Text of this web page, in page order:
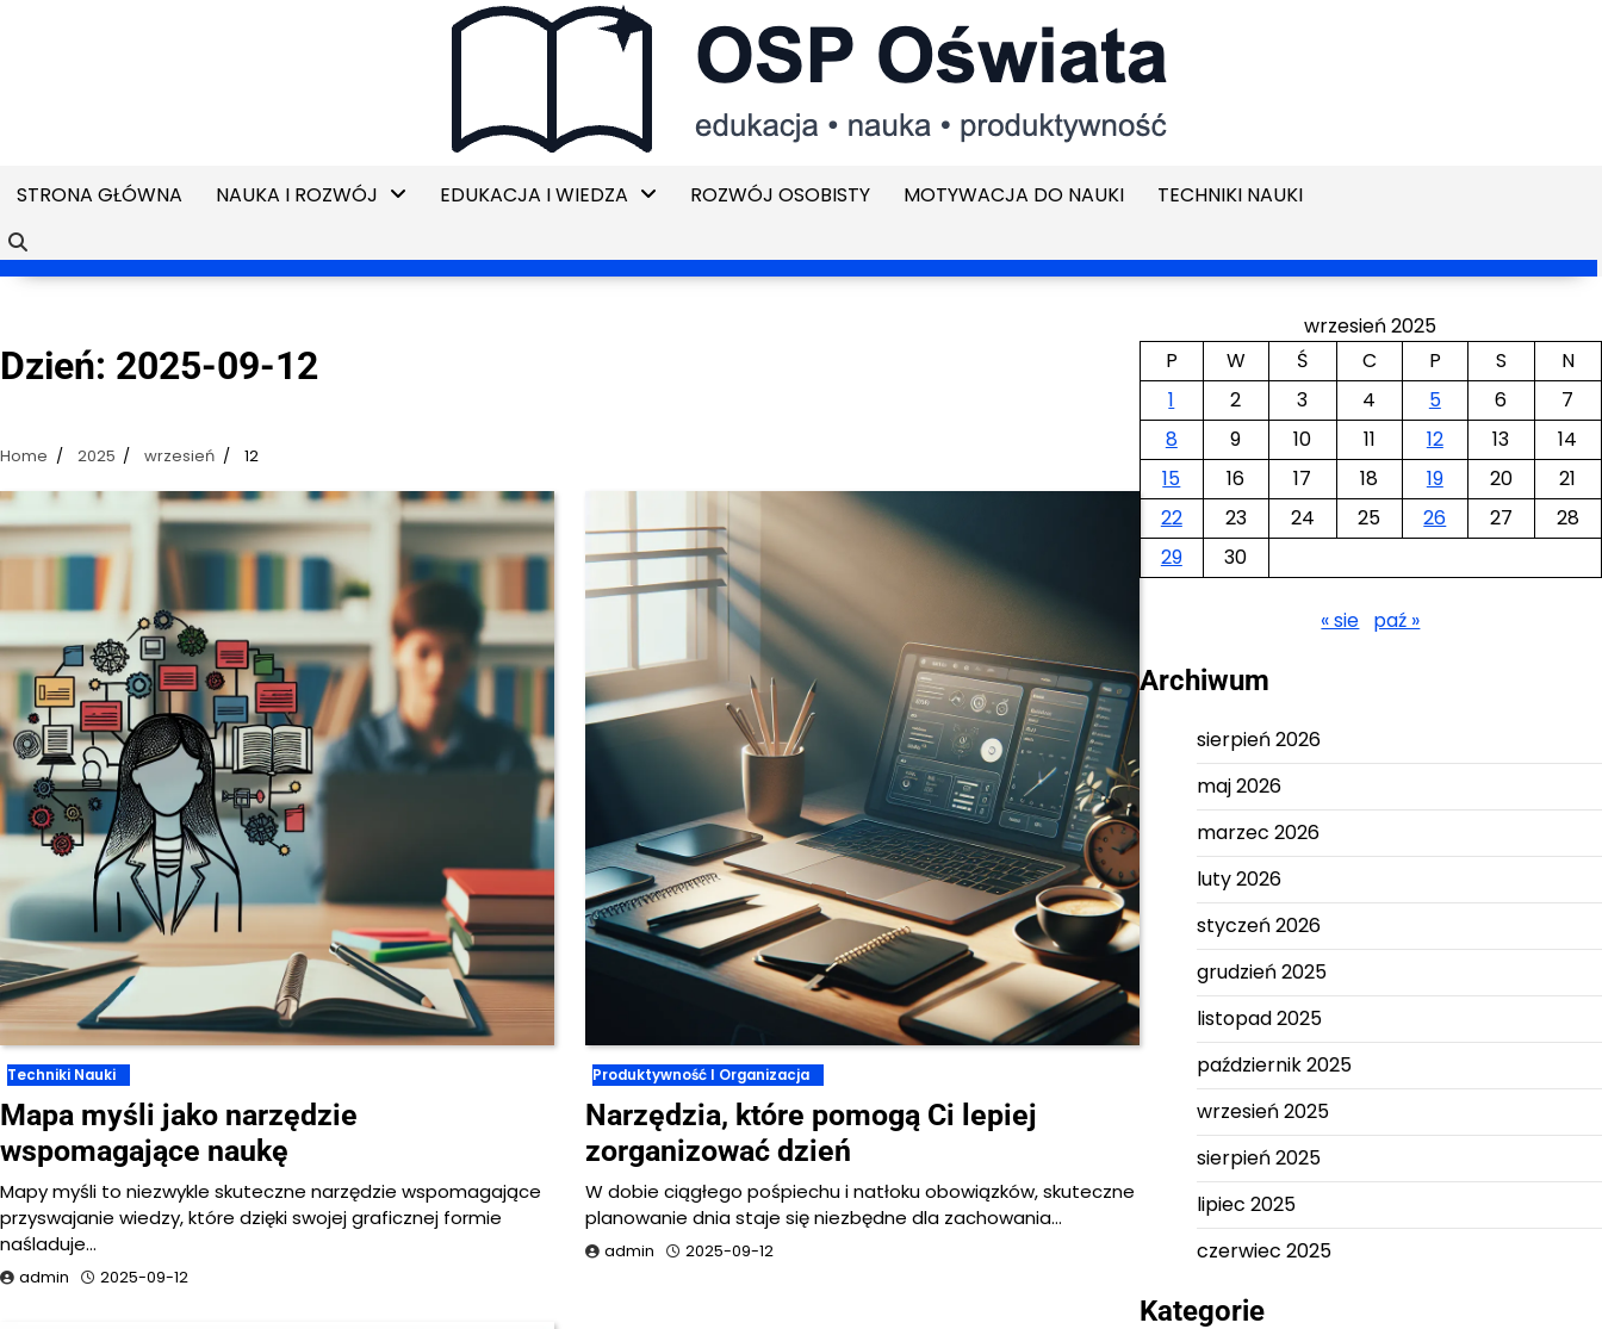
STRONA GŁÓWNA NAUKA I ROZWÓJ EDUKACJA I WIEDZA ROZWÓJ OSOBISTY MOTYWACJA DO NAUKI TECHNIKI NAUKI
Dzień: 2025-09-12
Home 2025 wrzesień 12
Techniki Nauki
Mapa myśli jako narzędzie
wspomagające naukę
Mapy myśli to niezwykle skuteczne narzędzie wspomagające
przyswajanie wiedzy, które dzięki swojej graficznej formie
naśladuje…
admin 2025-09-12
Produktywność I Organizacja
Narzędzia, które pomogą Ci lepiej
zorganizować dzień
W dobie ciągłego pośpiechu i natłoku obowiązków, skuteczne
planowanie dnia staje się niezbędne dla zachowania…
admin 2025-09-12
wrzesień 2025
P
W Ś C P S
N
1
2 3 4 5 6
7
8
9 10 11 12 13
14
15
16 17 18 19 20
21
22
23 24 25 26 27
28
29
30
« sie paź »
Archiwum
sierpień 2026
maj 2026
marzec 2026
luty 2026
styczeń 2026
grudzień 2025
listopad 2025
październik 2025
wrzesień 2025
sierpień 2025
lipiec 2025
czerwiec 2025
Kategorie